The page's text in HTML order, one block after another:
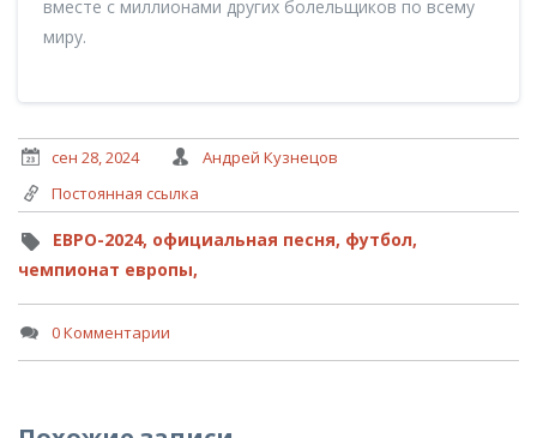
вместе с миллионами других болельщиков по всему
миру.
сен 28, 2024
Андрей Кузнецов
Постоянная ссылка
ЕВРО-2024, официальная песня, футбол,
чемпионат европы,
0 Комментарии